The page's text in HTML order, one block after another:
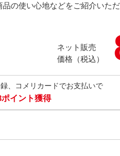
の使い心地などをご紹介いただ
ネット販売
価格（税込）
、コメリカードでお支払いで
ポイント獲得